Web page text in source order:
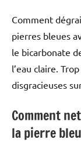
Comment
pierres bleues
le bicarbonate
l’eau claire.
disgracieuses
Comment
la pierre